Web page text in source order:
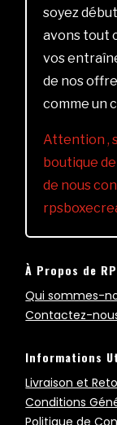
soyez
avons tout
vos
de nos
comme un
Attention ,
boutique
de nous
À Propos de
Qui sommes-
Contactez-
Informations
Livraison et
Conditions
Politique de